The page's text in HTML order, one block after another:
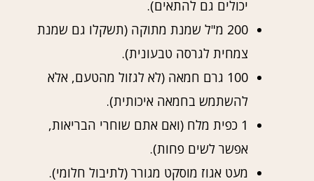
יכולים גם להתאים).
200 מ"ל שמנת מתוקה (תשקלו גם שמנת
צמחית לגרסה טבעונית).
100 גרם חמאה (לא לגזול מהטעם, אלא
להשתמש בחמאה איכותית).
1 כפית מלח (ואם אתם שוחרי הבריאות,
אפשר לשים פחות).
מעט אגוז מוסקט מגורר (לתיבול חלומי).